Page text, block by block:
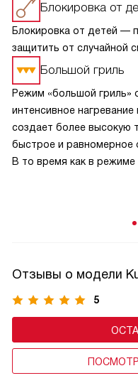
Блокировка от
Блокировка от детей —
защитить от случайной
Большой гриль
Режим «большой гриль»
интенсивное
создает более высокую
быстрое и равномерное
В то время как в режиме
Отзывы о модели
5